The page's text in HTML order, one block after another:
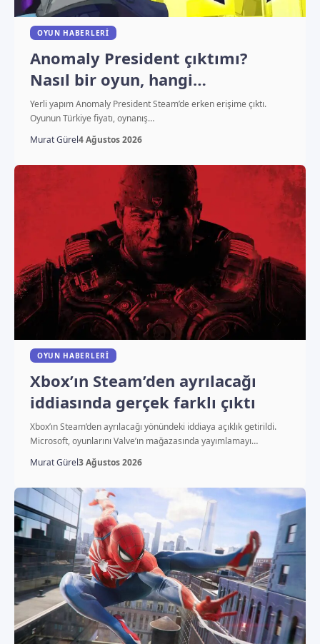
OYUN HABERLERI
Anomaly President çıktımı?
Nasıl bir oyun, hangi
platformlarda oynanıyor?
Yerli yapım Anomaly President Steam’de erken erişime çıktı.
Oyunun Türkiye fiyatı, oynanış…
Murat Gürel4 Ağustos 2026
OYUN HABERLERI
Xbox’ın Steam’den ayrılacağı
iddiasında gerçek farklı çıktı
Xbox’ın Steam’den ayrılacağı yönündeki iddiaya açıklık getirildi.
Microsoft, oyunlarını Valve’ın mağazasında yayımlamayı…
Murat Gürel3 Ağustos 2026